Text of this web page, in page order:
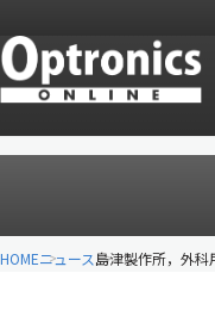
HOMEニュース島津製作所，外科